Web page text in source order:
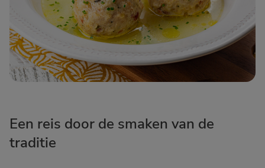
Een reis door de smaken van de
traditie